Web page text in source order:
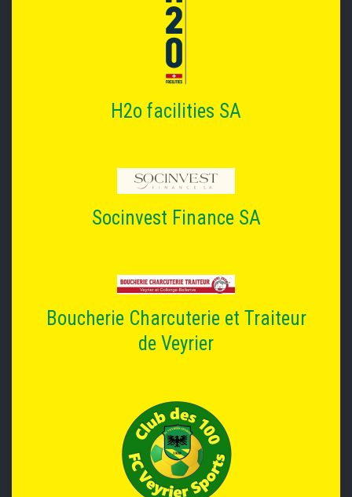
H2o facilities SA
Socinvest Finance SA
Boucherie Charcuterie et Traiteur
de Veyrier